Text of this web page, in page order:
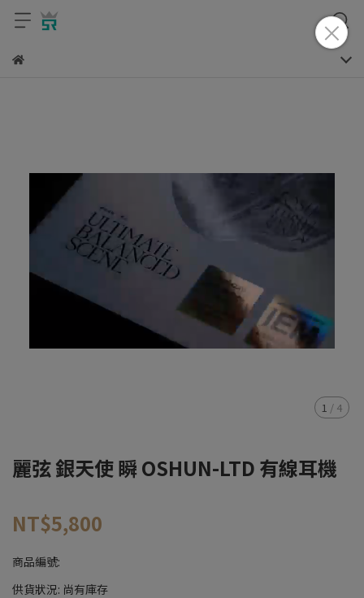
1 / 4
麗弦 銀天使 瞬 OSHUN-LTD 有線耳機
NT$5,800
商品編號:
供貨狀況: 尚有庫存